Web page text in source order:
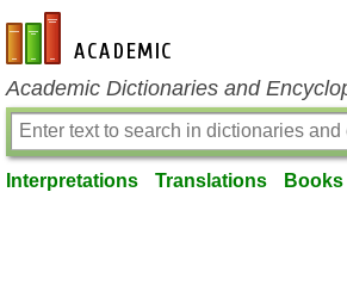
en-academic.com
Academic Dictionaries and
Interpretations Translations Books